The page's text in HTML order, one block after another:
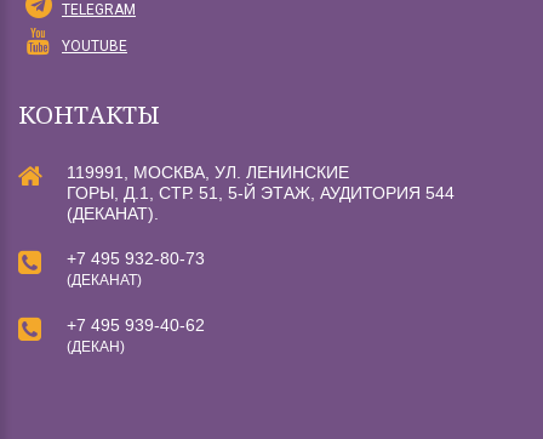
TELEGRAM
YOUTUBE
КОНТАКТЫ
119991, МОСКВА, УЛ. ЛЕНИНСКИЕ
ГОРЫ, Д.1, СТР. 51, 5-Й ЭТАЖ, АУДИТОРИЯ 544
(ДЕКАНАТ).
+7 495 932-80-73
(ДЕКАНАТ)
+7 495 939-40-62
(ДЕКАН)